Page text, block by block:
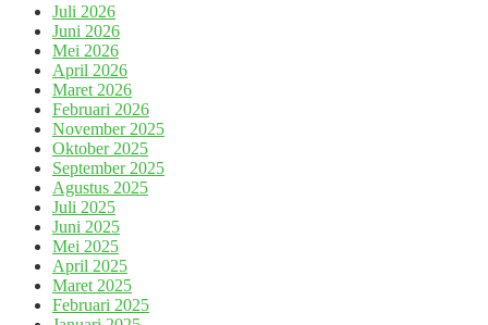
Juli 2026
Juni 2026
Mei 2026
April 2026
Maret 2026
Februari 2026
November 2025
Oktober 2025
September 2025
Agustus 2025
Juli 2025
Juni 2025
Mei 2025
April 2025
Maret 2025
Februari 2025